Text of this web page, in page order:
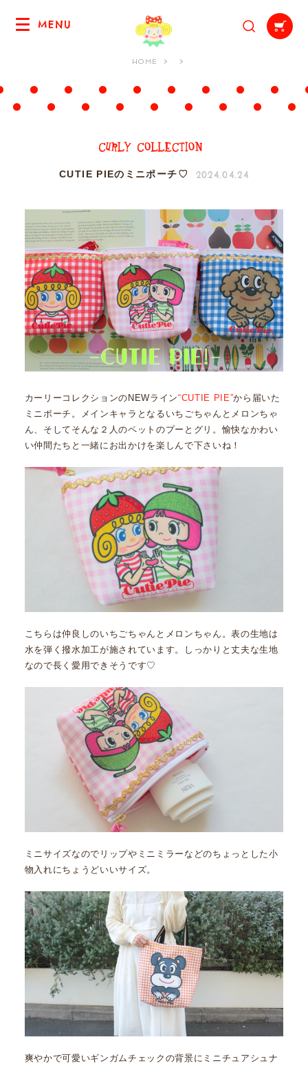
MENU
HOME
CUTIE PIEのミニポーチ♡ 2024.04.24
カーリーコレクションのNEWライン“CUTIE PIE”から届いた
ミニポーチ。メインキャラとなるいちごちゃんとメロンちゃ
ん、そしてそんな２人のペットのプーとグリ。愉快なかわい
い仲間たちと一緒にお出かけを楽しんで下さいね！
こちらは仲良しのいちごちゃんとメロンちゃん。表の生地は
水を弾く撥水加工が施されています。しっかりと丈夫な生地
なので長く愛用できそうです♡
ミニサイズなのでリップやミニミラーなどのちょっとした小
物入れにちょうどいいサイズ。
爽やかで可愛いギンガムチェックの背景にミニチュアシュナ